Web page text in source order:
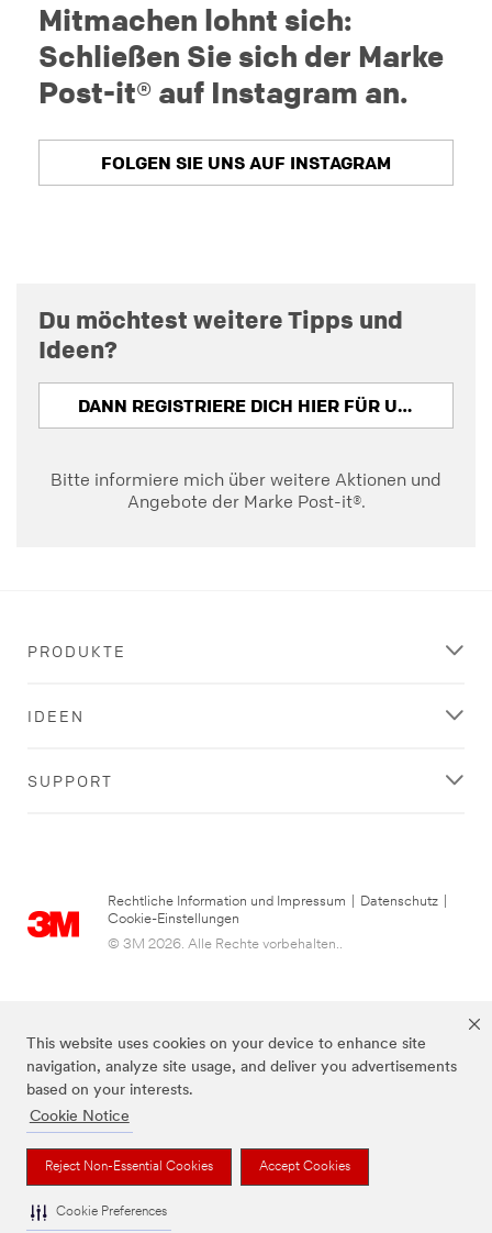
This website uses cookies on your device to enhance site
navigation, analyze site usage, and deliver you advertisements
based on your interests.
Cookie Notice
Reject Non-Essential Cookies Accept Cookies
Cookie Preferences
Mitmachen lohnt sich:
Schließen Sie sich der Marke
Post-it® auf Instagram an.
FOLGEN SIE UNS AUF INSTAGRAM
Du möchtest weitere Tipps und
Ideen?
DANN REGISTRIERE DICH HIER FÜR UNSEREN NEWSLETTER.
Bitte informiere mich über weitere Aktionen und
Angebote der Marke Post-it®.
PRODUKTE
IDEEN
SUPPORT
Rechtliche Information und Impressum Datenschutz
Cookie-Einstellungen
© 3M 2026. Alle Rechte vorbehalten..
3M, Post-it® und die Farbe Canary Yellow™ sind Marken von 3M.